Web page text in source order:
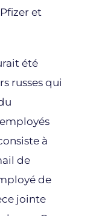
et
été
russes qui
à
de
de
jointe